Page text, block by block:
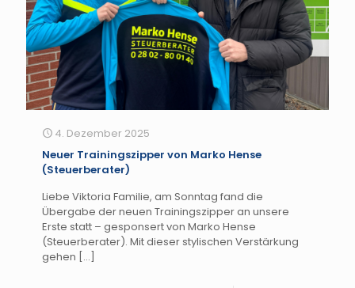
4. Dezember 2025
Neuer Trainingszipper von Marko Hense
(Steuerberater)
Liebe Viktoria Familie, am Sonntag fand die
Übergabe der neuen Trainingszipper an unsere
Erste statt – gesponsert von Marko Hense
(Steuerberater). Mit dieser stylischen Verstärkung
gehen […]